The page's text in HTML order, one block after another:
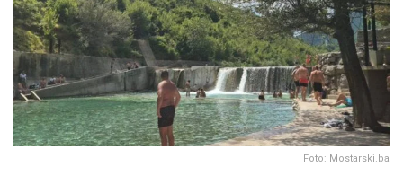
Foto: Mostarski.ba